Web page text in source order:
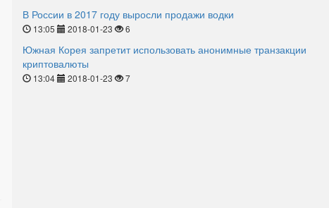
В России в 2017 году выросли продажи водки
13:05 2018-01-23 6
Южная Корея запретит использовать анонимные транзакции
криптовалюты
13:04 2018-01-23 7